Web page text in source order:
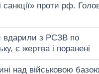
санкції» проти рф.
вдарили з РСЗВ по
є жертва і поранені
над військовою